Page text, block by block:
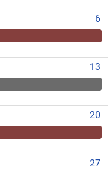
6
13
20
27